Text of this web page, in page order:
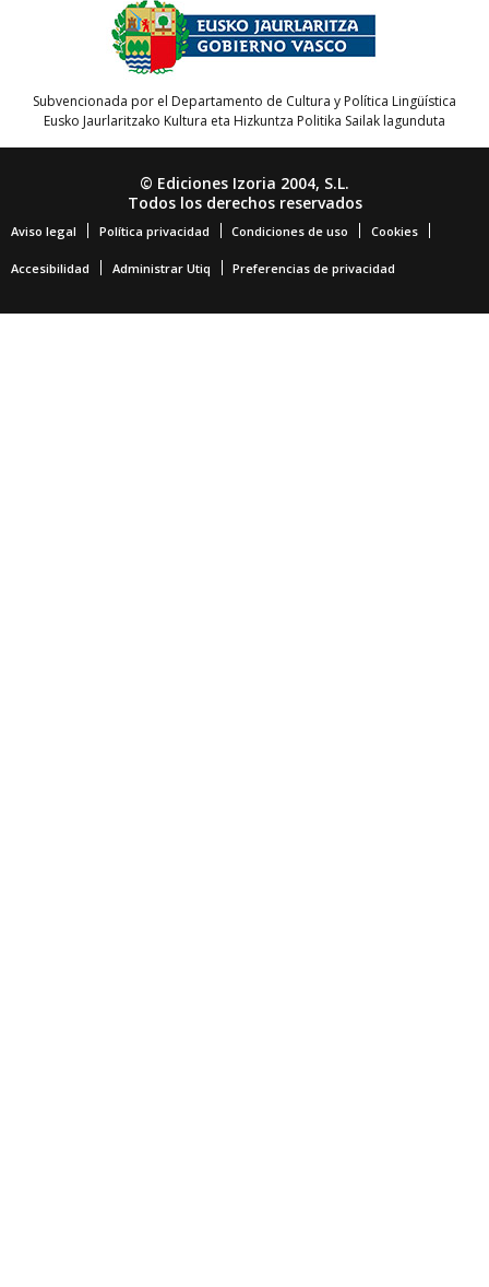
Subvencionada por el Departamento de Cultura y Política Lingüística
Eusko Jaurlaritzako Kultura eta Hizkuntza Politika Sailak lagunduta
© Ediciones Izoria 2004, S.L.
Todos los derechos reservados
Aviso legal Política privacidad Condiciones de uso Cookies
Accesibilidad Administrar Utiq Preferencias de privacidad